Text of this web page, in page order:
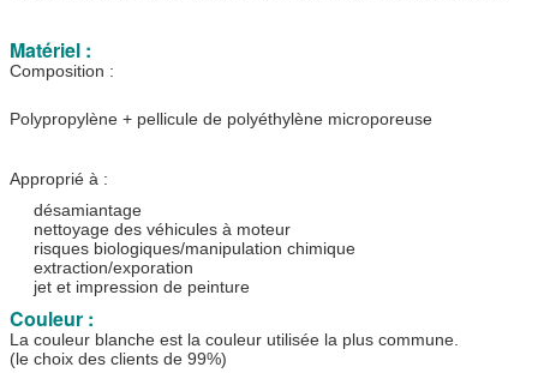
Matériel :
Composition :
Polypropylène + pellicule de polyéthylène microporeuse
Approprié à :
désamiantage
nettoyage des véhicules à moteur
risques biologiques/manipulation chimique
extraction/exporation
jet et impression de peinture
Couleur :
La couleur blanche est la couleur utilisée la plus commune.
(le choix des clients de 99%)